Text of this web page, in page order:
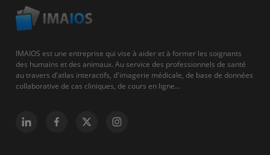
IMAIOS est une entreprise qui vise à aider et à former les soignants
des humains et des animaux. Au service des professionnels de santé
au travers d'atlas interactifs, d'imagerie médicale, de base de données
collaborative de cas cliniques, de cours en ligne...